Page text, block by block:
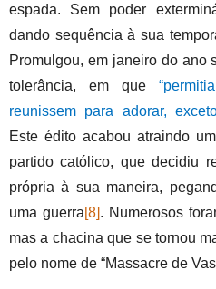
espada. Sem poder
dando sequência à sua
Promulgou, em janeiro do ano
tolerância, em que
reunissem para adorar,
Este édito acabou atraindo
partido católico, que decidiu
própria à sua maneira,
uma guerra[8]. Numerosos
mas a chacina que se tornou
pelo nome de “Massacre de